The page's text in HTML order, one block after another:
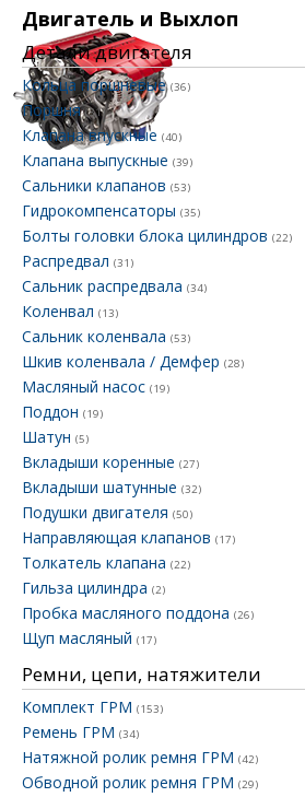
Двигатель и Выхлоп
Детали двигателя
Кольца поршневые(36)
Поршня(31)
Клапана впускные (40)
Клапана выпускные (39)
Сальники клапанов (53)
Гидрокомпенсаторы (35)
Болты головки блока цилиндров (22)
Распредвал (31)
Сальник распредвала (34)
Коленвал (13)
Сальник коленвала (53)
Шкив коленвала / Демфер (28)
Масляный насос (19)
Поддон (19)
Шатун (5)
Вкладыши коренные (27)
Вкладыши шатунные (32)
Подушки двигателя (50)
Направляющая клапанов (17)
Толкатель клапана (22)
Гильза цилиндра (2)
Пробка масляного поддона (26)
Щуп масляный (17)
Ремни, цепи, натяжители
Комплект ГРМ (153)
Ремень ГРМ (34)
Натяжной ролик ремня ГРМ (42)
Обводной ролик ремня ГРМ (29)